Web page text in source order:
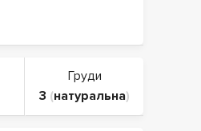
Груди
3 (натуральна)